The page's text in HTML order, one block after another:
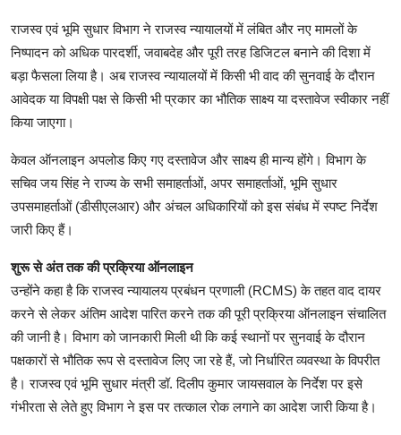
राजस्व एवं भूमि सुधार विभाग ने राजस्व न्यायालयों में लंबित और नए मामलों के
निष्पादन को अधिक पारदर्शी, जवाबदेह और पूरी तरह डिजिटल बनाने की दिशा में
बड़ा फैसला लिया है। अब राजस्व न्यायालयों में किसी भी वाद की सुनवाई के दौरान
आवेदक या विपक्षी पक्ष से किसी भी प्रकार का भौतिक साक्ष्य या दस्तावेज स्वीकार नहीं
किया जाएगा।
केवल ऑनलाइन अपलोड किए गए दस्तावेज और साक्ष्य ही मान्य होंगे। विभाग के
सचिव जय सिंह ने राज्य के सभी समाहर्ताओं, अपर समाहर्ताओं, भूमि सुधार
उपसमाहर्ताओं (डीसीएलआर) और अंचल अधिकारियों को इस संबंध में स्पष्ट निर्देश
जारी किए हैं।
शुरू से अंत तक की प्रक्र‍िया ऑनलाइन
उन्होंने कहा है कि राजस्व न्यायालय प्रबंधन प्रणाली (RCMS) के तहत वाद दायर
करने से लेकर अंतिम आदेश पारित करने तक की पूरी प्रक्रिया ऑनलाइन संचालित
की जानी है। विभाग को जानकारी मिली थी कि कई स्थानों पर सुनवाई के दौरान
पक्षकारों से भौतिक रूप से दस्तावेज लिए जा रहे हैं, जो निर्धारित व्यवस्था के विपरीत
है। राजस्व एवं भूमि सुधार मंत्री डॉ. दिलीप कुमार जायसवाल के निर्देश पर इसे
गंभीरता से लेते हुए विभाग ने इस पर तत्काल रोक लगाने का आदेश जारी किया है।